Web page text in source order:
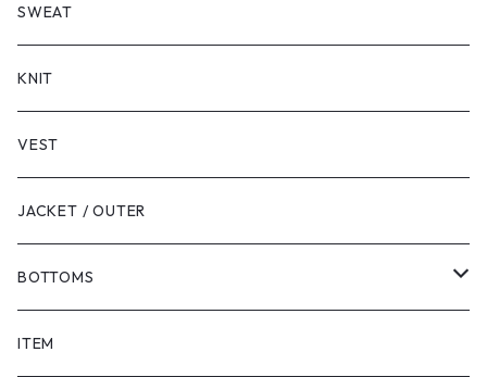
LONG SLEEVE
SHORT SLEEVE
LONG SLEEVE
SWEAT
KNIT
VEST
JACKET / OUTER
BOTTOMS
SHORTS
ITEM